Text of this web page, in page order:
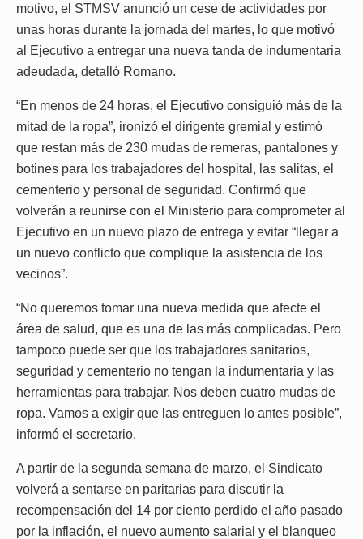
motivo, el STMSV anunció un cese de actividades por
unas horas durante la jornada del martes, lo que motivó
al Ejecutivo a entregar una nueva tanda de indumentaria
adeudada, detalló Romano.
“En menos de 24 horas, el Ejecutivo consiguió más de la
mitad de la ropa”, ironizó el dirigente gremial y estimó
que restan más de 230 mudas de remeras, pantalones y
botines para los trabajadores del hospital, las salitas, el
cementerio y personal de seguridad. Confirmó que
volverán a reunirse con el Ministerio para comprometer al
Ejecutivo en un nuevo plazo de entrega y evitar “llegar a
un nuevo conflicto que complique la asistencia de los
vecinos”.
“No queremos tomar una nueva medida que afecte el
área de salud, que es una de las más complicadas. Pero
tampoco puede ser que los trabajadores sanitarios,
seguridad y cementerio no tengan la indumentaria y las
herramientas para trabajar. Nos deben cuatro mudas de
ropa. Vamos a exigir que las entreguen lo antes posible”,
informó el secretario.
A partir de la segunda semana de marzo, el Sindicato
volverá a sentarse en paritarias para discutir la
recompensación del 14 por ciento perdido el año pasado
por la inflación, el nuevo aumento salarial y el blanqueo